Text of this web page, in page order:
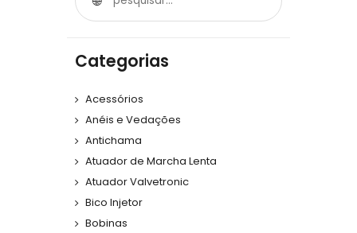
Categorias
Acessórios
Anéis e Vedações
Antichama
Atuador de Marcha Lenta
Atuador Valvetronic
Bico Injetor
Bobinas